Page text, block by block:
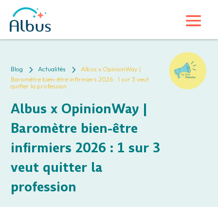
Blog 5 Actualités 5
Albus x OpinionWay |
Baromètre bien-être infirmiers 2026 : 1 sur 3 veut
quitter la profession
Albus x OpinionWay |
Baromètre bien-être
infirmiers 2026 : 1 sur 3
veut quitter la
profession